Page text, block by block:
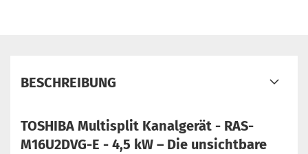
BESCHREIBUNG
TOSHIBA Multisplit Kanalgerät - RAS-
M16U2DVG-E - 4,5 kW – Die unsichtbare